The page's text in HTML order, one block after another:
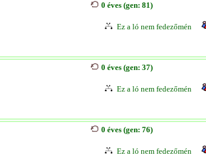
0 éves (gen: 81)
Ez a ló nem fedezőmén
0 éves (gen: 37)
Ez a ló nem fedezőmén
0 éves (gen: 76)
Ez a ló nem fedezőmén